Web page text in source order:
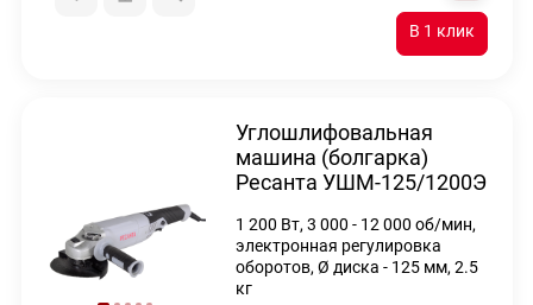
Углошлифовальная
машина (болгарка)
Ресанта УШМ-125/1200Э
1 200 Вт, 3 000 - 12 000 об/мин,
электронная регулировка
оборотов, Ø диска - 125 мм, 2.5
кг